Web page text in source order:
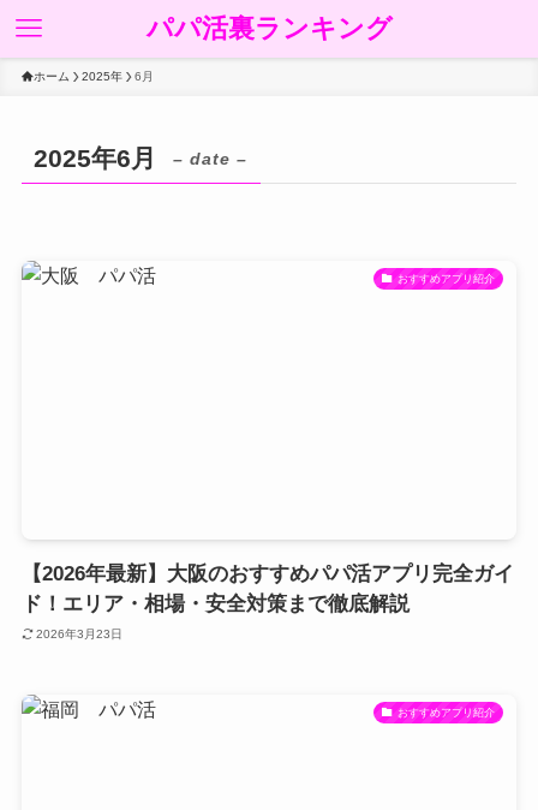
パパ活裏ランキング
ホーム 2025年 6月
2025年6月 – date –
おすすめアプリ紹介
【2026年最新】大阪のおすすめパパ活アプリ完全ガイ
ド！エリア・相場・安全対策まで徹底解説
2026年3月23日
おすすめアプリ紹介